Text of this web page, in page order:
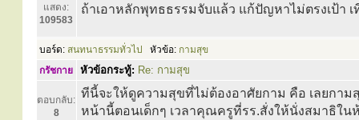
แสดง:
109583
ถ้าเอาหลักพุทธธรรมจับแล้ว แก้ปัญหาไม่ตรงเป้า
บอร์ด: สนทนาธรรมทั่วไป หัวข้อ: กามสุข
กรัชกาย
หัวข้อกระทู้: Re: กามสุข
ตอบกลับ:
8
ทีนี้จะให้ดูความสุขที่ไม่ต้องอาศัยกาม คือ เลยกา
หน้านี้ตอนเด็กๆ เวลาคุณครูที่รร.สั่งให้นั่งสมาธิใน